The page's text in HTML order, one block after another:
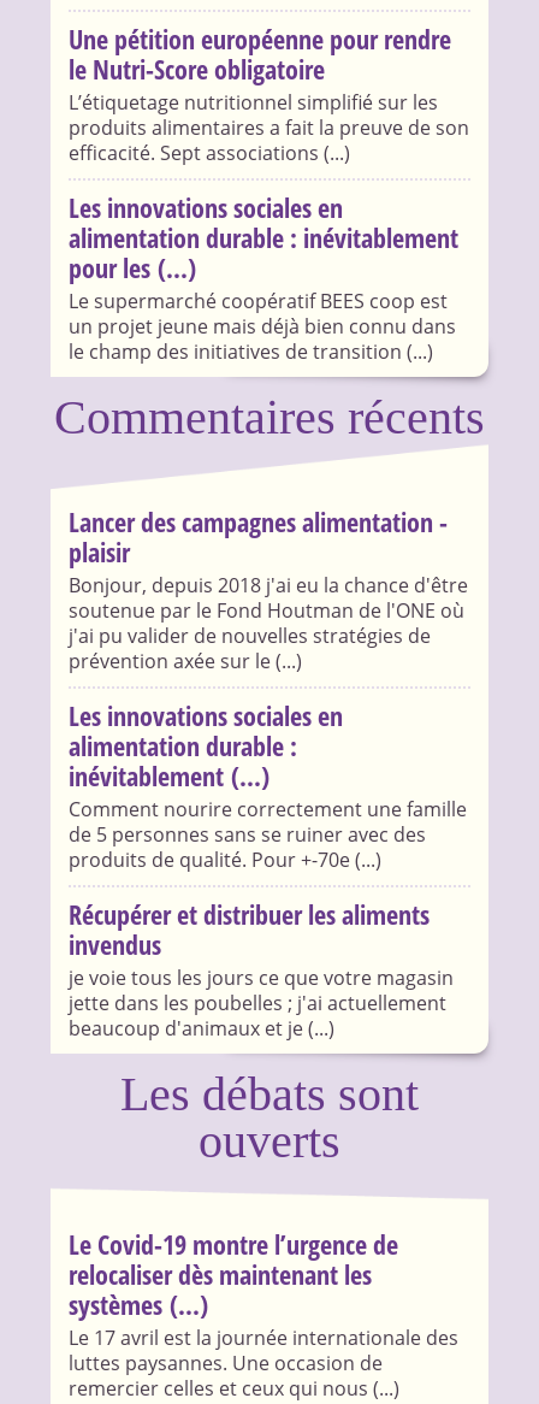
Une pétition européenne pour rendre
le Nutri-Score obligatoire
L’étiquetage nutritionnel simplifié sur les
produits alimentaires a fait la preuve de son
efficacité. Sept associations (...)
Les innovations sociales en
alimentation durable : inévitablement
pour les (...)
Le supermarché coopératif BEES coop est
un projet jeune mais déjà bien connu dans
le champ des initiatives de transition (...)
Commentaires récents
Lancer des campagnes alimentation -
plaisir
Bonjour, depuis 2018 j'ai eu la chance d'être
soutenue par le Fond Houtman de l'ONE où
j'ai pu valider de nouvelles stratégies de
prévention axée sur le (...)
Les innovations sociales en
alimentation durable :
inévitablement (...)
Comment nourire correctement une famille
de 5 personnes sans se ruiner avec des
produits de qualité. Pour +-70e (...)
Récupérer et distribuer les aliments
invendus
je voie tous les jours ce que votre magasin
jette dans les poubelles ; j'ai actuellement
beaucoup d'animaux et je (...)
Les débats sont
ouverts
Le Covid-19 montre l’urgence de
relocaliser dès maintenant les
systèmes (...)
Le 17 avril est la journée internationale des
luttes paysannes. Une occasion de
remercier celles et ceux qui nous (...)